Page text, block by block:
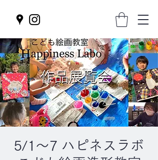
5/1～7 ハピネスラボ